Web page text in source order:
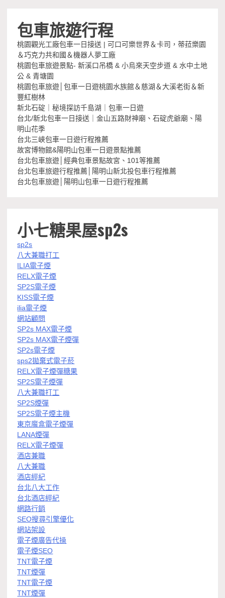
包車旅遊行程
桃園觀光工廠包車一日接送 | 可口可樂世界＆卡司，蒂菈樂園
＆巧克力共和國＆機器人夢工廠
桃園包車旅遊景點- 新溪口吊橋 & 小烏來天空步道 & 水中土地
公 & 青塘園
桃園包車旅遊│包車一日遊桃園水族館＆慈湖＆大溪老街＆新
豐紅樹林
新北石碇｜秘境探訪千島湖｜包車一日遊
台北/新北包車一日接送｜金山五路財神廟、石碇虎爺廟、陽
明山花季
台北三峽包車一日遊行程推薦
故宮博物館&陽明山包車一日遊景點推薦
台北包車旅遊│經典包車景點故宮、101等推薦
台北包車旅遊行程推薦│陽明山新北投包車行程推薦
台北包車旅遊│陽明山包車一日遊行程推薦
小七糖果屋sp2s
sp2s
八大兼職打工
ILIA電子煙
RELX電子煙
SP2S電子煙
KISS電子煙
ilia電子煙
網站顧問
SP2s MAX電子煙
SP2s MAX電子煙彈
SP2s電子煙
sps2拋棄式電子菸
RELX電子煙彈糖果
SP2S電子煙彈
八大兼職打工
SP2S煙彈
SP2S電子煙主機
東京魔盒電子煙彈
LANA煙彈
RELX電子煙彈
酒店兼職
八大兼職
酒店經紀
台北八大工作
台北酒店經紀
網路行銷
SEO搜尋引擎優化
網站架設
電子煙廣告代操
電子煙SEO
TNT電子煙
TNT煙彈
TNT電子煙
TNT煙彈